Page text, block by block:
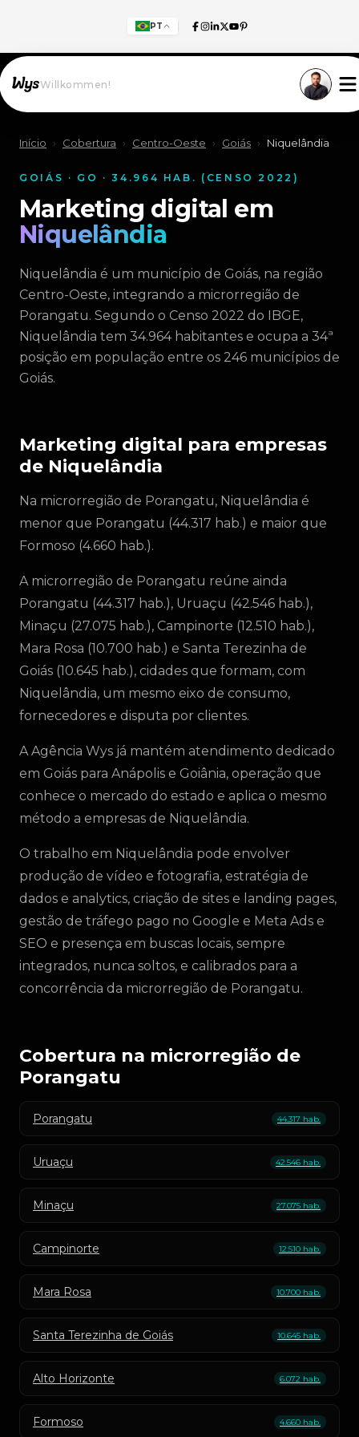
PT
Willkommen!
Início › Cobertura › Centro-Oeste › Goiás › Niquelândia
GOIÁS · GO · 34.964 HAB. (CENSO 2022)
Marketing digital em
Niquelândia
Niquelândia é um município de Goiás, na região
Centro-Oeste, integrando a microrregião de
Porangatu. Segundo o Censo 2022 do IBGE,
Niquelândia tem 34.964 habitantes e ocupa a 34ª
posição em população entre os 246 municípios de
Goiás.
Marketing digital para empresas
de Niquelândia
Na microrregião de Porangatu, Niquelândia é
menor que Porangatu (44.317 hab.) e maior que
Formoso (4.660 hab.).
A microrregião de Porangatu reúne ainda
Porangatu (44.317 hab.), Uruaçu (42.546 hab.),
Minaçu (27.075 hab.), Campinorte (12.510 hab.),
Mara Rosa (10.700 hab.) e Santa Terezinha de
Goiás (10.645 hab.), cidades que formam, com
Niquelândia, um mesmo eixo de consumo,
fornecedores e disputa por clientes.
A Agência Wys já mantém atendimento dedicado
em Goiás para Anápolis e Goiânia, operação que
conhece o mercado do estado e aplica o mesmo
método a empresas de Niquelândia.
O trabalho em Niquelândia pode envolver
produção de vídeo e fotografia, estratégia de
dados e analytics, criação de sites e landing pages,
gestão de tráfego pago no Google e Meta Ads e
SEO e presença em buscas locais, sempre
integrados, nunca soltos, e calibrados para a
concorrência da microrregião de Porangatu.
Cobertura na microrregião de
Porangatu
Porangatu 44.317 hab.
Uruaçu 42.546 hab.
Minaçu 27.075 hab.
Campinorte 12.510 hab.
Mara Rosa 10.700 hab.
Santa Terezinha de Goiás 10.645 hab.
Alto Horizonte 6.072 hab.
Formoso 4.660 hab.